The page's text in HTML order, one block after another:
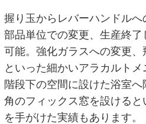
握り玉からレバーハンドル
部品単位での変更、生産終
可能。強化ガラスへの変更
といった細かいアラカルトメ
階段下の空間に設けた浴室
角のフィックス窓を設ける
を手がけた実績もあります。